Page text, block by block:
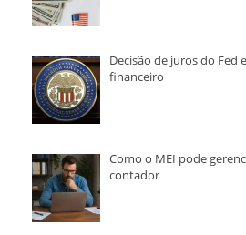
Decisão de juros do Fed
financeiro
Como o MEI pode
contador